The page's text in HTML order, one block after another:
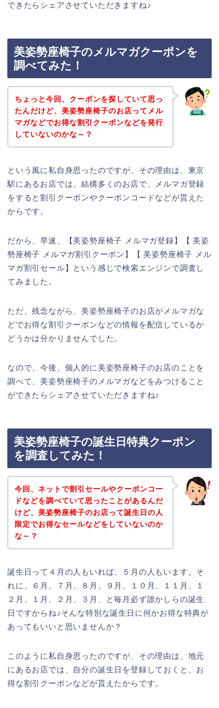
できたらシェアさせていただきますね♪
美姿勢座椅子のメルマガクーポンを
調べてみた！
ちょっと今回、クーポンを探していて思っ
たんだけど、美姿勢座椅子のお店ってメル
マガなどでお得な割引クーポンなどを発行
していないのかな～？
という風に私自身思ったのですが、その理由は、東京
駅にあるお店では、結構多くのお店で、メルマガ登録
をすると割引クーポンやクーポンコードなどが貰えた
からです。
だから、早速、【美姿勢座椅子 メルマガ登録】【 美姿
勢座椅子 メルマガ割引クーポン】【 美姿勢座椅子 メル
マガ割引セール】という感じで検索エンジンで調査し
てみました。
ただ、残念ながら、美姿勢座椅子のお店がメルマガな
どでお得な割引クーポンなどの情報を配信しているか
どうかは分かりませんでした。
なので、今後、個人的に美姿勢座椅子のお店のことを
調べて、美姿勢座椅子のメルマガなどをみつけること
ができたらシェアさせていただきますね♪
美姿勢座椅子の誕生日特典クーポン
を調査してみた！
今回、ネットで割引セールやクーポンコー
ドなどを調べていて思ったことがあるんだ
けど、美姿勢座椅子のお店って誕生日の人
限定でお得なセールなどをしていないのか
な～？
誕生日って４月の人もいれば、５月の人もいます。そ
れに、６月、７月、８月、９月、１０月、１１月、１
２月、１月、２月、３月、と毎月必ず誰かしらの誕生
日ですからね♪そんな特別な誕生日に何かお得な特典が
あってもいいと思いませんか？
このように私自身思ったのですが、その理由は、地元
にあるお店では、自分の誕生日を登録しておくと、お
得な割引クーポンなどが貰えたからです。